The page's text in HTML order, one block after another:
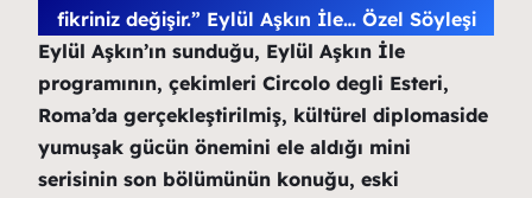
fikriniz değişir.” Eylül Aşkın İle… Özel Söyleşi
Eylül Aşkın’ın sunduğu, Eylül Aşkın İle
programının, çekimleri Circolo degli Esteri,
Roma’da gerçekleştirilmiş, kültürel diplomaside
yumuşak gücün önemini ele aldığı mini
serisinin son bölümünün konuğu, eski